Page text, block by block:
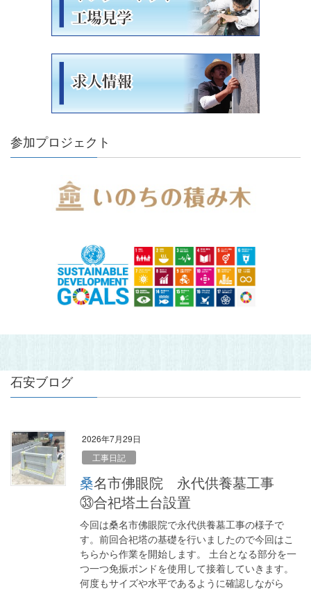
参加プロジェクト
石安ブログ
2026年7月29日
工事日記
桑名市佛眼院 永代供養墓工事
㉝合祀塔土台設置
今回は桑名市佛眼院で永代供養墓工事の様子で
す。前回合祀塔の基礎を行いましたので今回はこ
ちらから作業を開始します。 土台となる部分を一
つ一つ免振ボンドを使用して接着していきます。
何度もサイズや水平であるように確認しながら